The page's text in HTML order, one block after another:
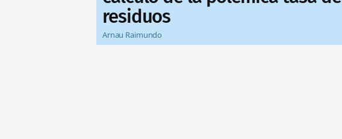
residuos
Arnau Raimundo